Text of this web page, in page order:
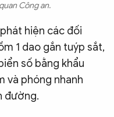
Công an.
hiện các đối
1 dao gắn tuýp sắt,
số bằng khẩu
và phóng nhanh
đường.